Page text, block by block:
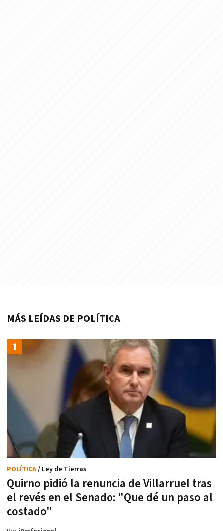
MÁS LEÍDAS DE POLÍTICA
Quirno pidió la renuncia de Villarruel tras
el revés en el Senado: "Que dé un paso al
costado"
POLÍTICA/ Ley de Tierras